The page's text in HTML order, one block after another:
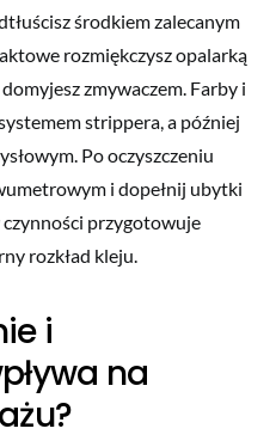
środkiem zalecanym
rozmiękczysz opalarką
zmywaczem. Farby i
strippera, a później
Po oczyszczeniu
i dopełnij ubytki
czynności przygotowuje
rozkład kleju.
i
na